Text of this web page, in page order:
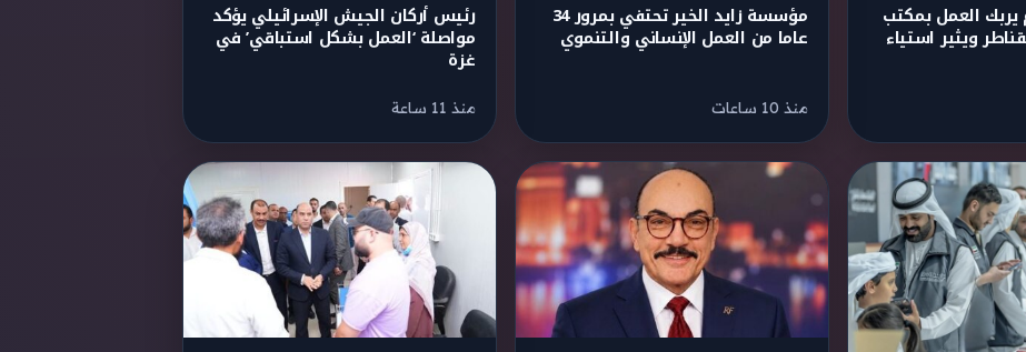
العمل بمكتب
ويثير استياء
مؤسسة زايد الخير تحتفي بمرور 34
عاما من العمل الإنساني والتنموي
منذ 10 ساعات
رئيس أركان الجيش الإسرائيلي يؤكد
مواصلة ‘العمل بشكل استباقي’ في
غزة
منذ 11 ساعة